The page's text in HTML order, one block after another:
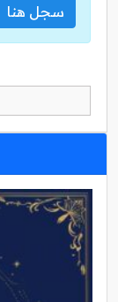
سجل هنا